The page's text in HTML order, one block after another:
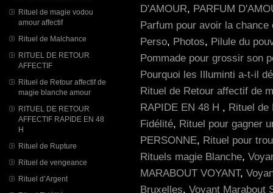
Rituel de magie vodou
amour affectif
Rituel de Malchance
RITUEL DE RETOUR
AFFECTIF
Rituel de Retour affectif de
magie blanche amour
RITUEL DE RETOUR
AFFECTIF RAPIDE EN 48
H
Rituel de Rupture
Rituel de vengeance
Rituel d’Argent
D'AMOUR, PARFUM
Parfum pour avoir la chance
Perso, Photos, Pilule du
Pommade pour grossir son
Pourquoi les Illuminti a-t-il
Rituel de Retour affectif de
RAPIDE EN 48 H , Rituel de
Fidélité, Rituel pour gagner
PERSONNE, Rituel pour
Rituels magie Blanche,
MARABOUT VOYANT,
Bruxelles, Voyant Marabout